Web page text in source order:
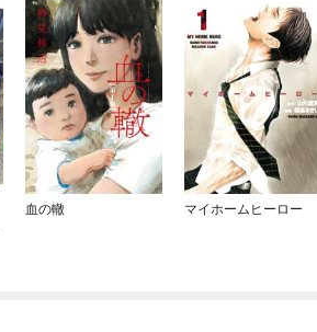
血の轍 マイホームヒーロー